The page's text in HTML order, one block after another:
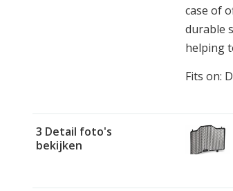
case of
durable
helping
Fits on:
3 Detail foto's
bekijken